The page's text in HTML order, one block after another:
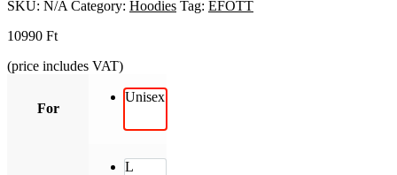
SKU: N/A Category: Hoodies Tag: EFOTT
10990 Ft
(price includes VAT)
For
Unisex
L